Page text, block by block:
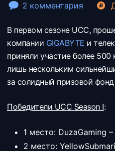
2 комментария
В первом сезоне UCC,
компании GIGABYTE и
приняли участие более
лишь нескольким
за солидный призовой
Победители UCC Season I:
1 место: DuzaGaming
2 место: